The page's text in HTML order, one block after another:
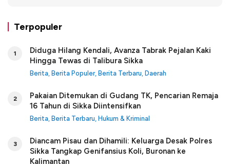
Terpopuler
1
Diduga Hilang Kendali, Avanza Tabrak Pejalan Kaki
Hingga Tewas di Talibura Sikka
Berita Berita Populer, Berita Terbaru Daerah
2
Pakaian Ditemukan di Gudang TK, Pencarian Remaja
16 Tahun di Sikka Diintensifkan
Berita Berita Terbaru Hukum & Kriminal
3
Diancam Pisau dan Dihamili: Keluarga Desak Polres
Sikka Tangkap Genifansius Koli, Buronan ke
Kalimantan